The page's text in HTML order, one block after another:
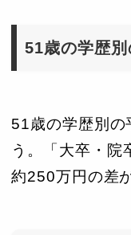
51歳の学歴別
51歳の学歴別の
う。「大卒・院
約250万円の差